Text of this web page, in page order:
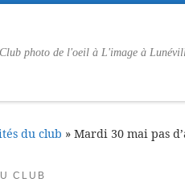
photo de l'oeil à L'image à
du club » Mardi 30 mai pas
CLUB